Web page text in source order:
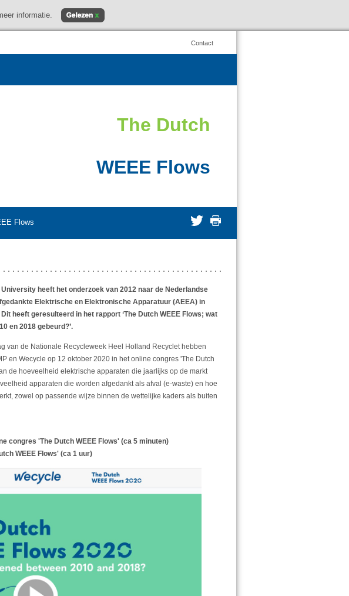
informatie.
Contact
The Dutch
WEEE Flows
Flows
heeft het onderzoek van 2012 naar de Nederlandse
Elektrische en Elektronische Apparatuur (AEEA) in
heeft geresulteerd in het rapport ‘The Dutch WEEE Flows; wat
en 2018 gebeurd?’.
van de Nationale Recycleweek Heel Holland Recyclet hebben
en Wecycle op 12 oktober 2020 in het online congres 'The Dutch
de hoeveelheid elektrische apparaten die jaarlijks op de markt
apparaten die worden afgedankt als afval (e-waste) en hoe
zowel op passende wijze binnen de wettelijke kaders als buiten
congres 'The Dutch WEEE Flows' (ca 5 minuten)
WEEE Flows' (ca 1 uur)